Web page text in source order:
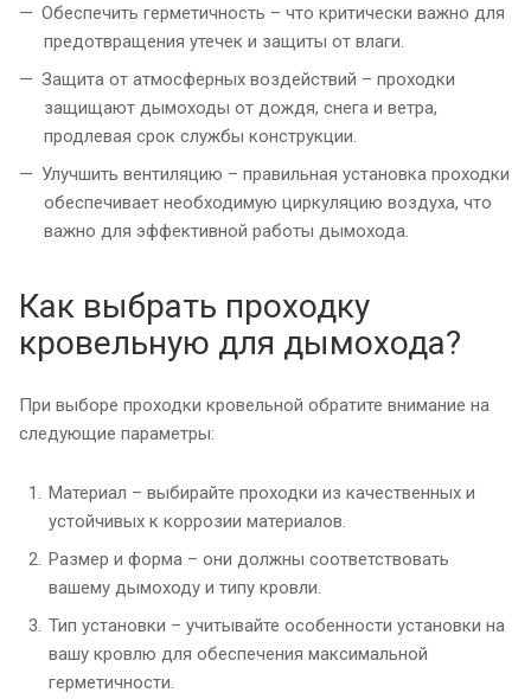
Обеспечить герметичность – что критически важно для
предотвращения утечек и защиты от влаги.
Защита от атмосферных воздействий – проходки
защищают дымоходы от дождя, снега и ветра,
продлевая срок службы конструкции.
Улучшить вентиляцию – правильная установка проходки
обеспечивает необходимую циркуляцию воздуха, что
важно для эффективной работы дымохода.
Как выбрать проходку
кровельную для дымохода?
При выборе проходки кровельной обратите внимание на
следующие параметры:
Материал – выбирайте проходки из качественных и
устойчивых к коррозии материалов.
Размер и форма – они должны соответствовать
вашему дымоходу и типу кровли.
Тип установки – учитывайте особенности установки на
вашу кровлю для обеспечения максимальной
герметичности.